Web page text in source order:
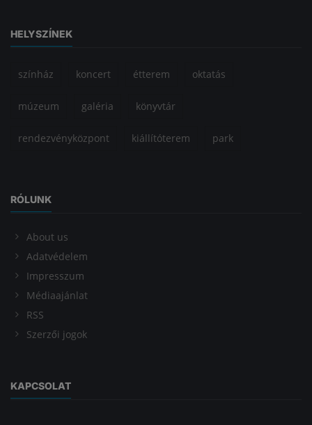
HELYSZÍNEK
színház koncert étterem oktatás
múzeum galéria könyvtár
rendezvényközpont kiállítóterem park
RÓLUNK
About us
Adatvédelem
Impresszum
Médiaajánlat
RSS
Szerzői jogok
KAPCSOLAT